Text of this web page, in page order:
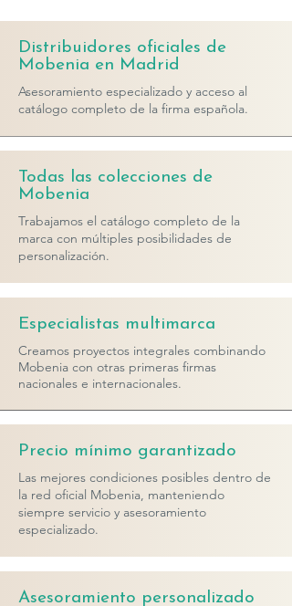
Distribuidores oficiales de
Mobenia en Madrid
Asesoramiento especializado y acceso al
catálogo completo de la firma española.
Todas las colecciones de
Mobenia
Trabajamos el catálogo completo de la
marca con múltiples posibilidades de
personalización.
Especialistas multimarca
Creamos proyectos integrales combinando
Mobenia con otras primeras firmas
nacionales e internacionales.
Precio mínimo garantizado
Las mejores condiciones posibles dentro de
la red oficial Mobenia, manteniendo
siempre servicio y asesoramiento
especializado.
Asesoramiento personalizado